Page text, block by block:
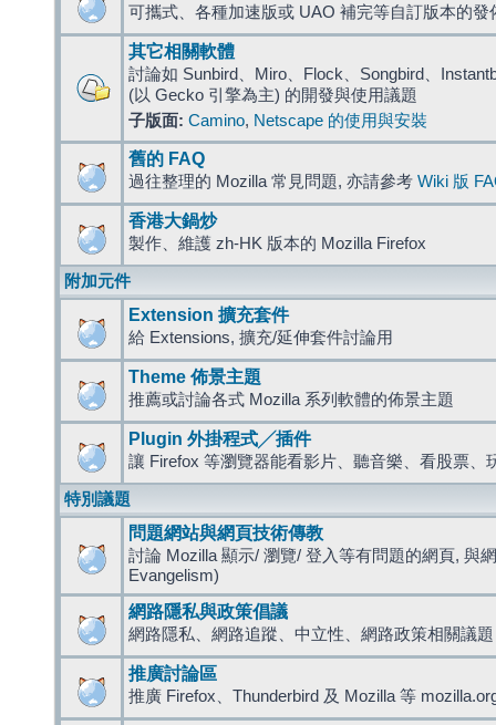
可攜式、各種加速版或 UAO 補完等自訂版本的發
其它相關軟體
討論如 Sunbird、Miro、Flock、Songbird、
(以 Gecko 引擎為主) 的開發與使用議題
子版面: Camino, Netscape 的使用與安裝
舊的 FAQ
過往整理的 Mozilla 常見問題, 亦請參考 Wiki 版
香港大鍋炒
製作、維護 zh-HK 版本的 Mozilla Firefox
附加元件
Extension 擴充套件
給 Extensions, 擴充/延伸套件討論用
Theme 佈景主題
推薦或討論各式 Mozilla 系列軟體的佈景主題
Plugin 外掛程式╱插件
讓 Firefox 等瀏覽器能看影片、聽音樂、看股票、
特別議題
問題網站與網頁技術傳教
討論 Mozilla 顯示/ 瀏覽/ 登入等有問題的網頁, 與
Evangelism)
網路隱私與政策倡議
網路隱私、網路追蹤、中立性、網路政策相關議題
推廣討論區
推廣 Firefox、Thunderbird 及 Mozilla 等